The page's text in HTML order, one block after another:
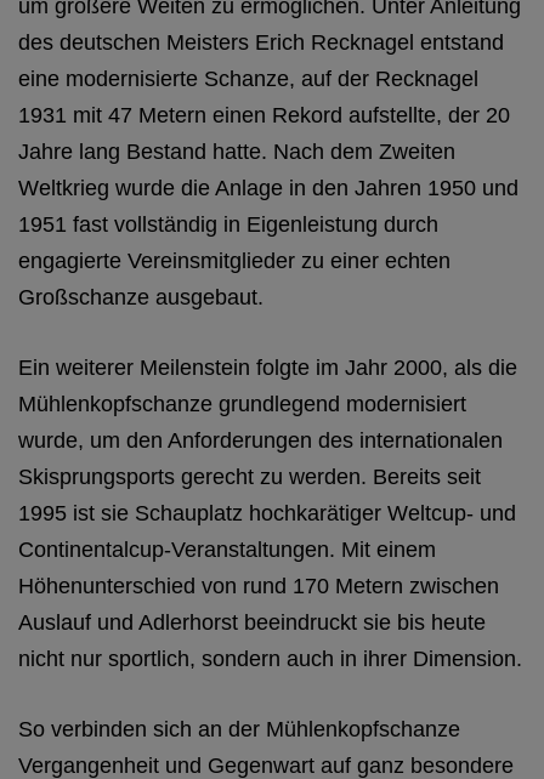
um größere Weiten zu ermöglichen. Unter Anleitung
des deutschen Meisters Erich Recknagel entstand
eine modernisierte Schanze, auf der Recknagel
1931 mit 47 Metern einen Rekord aufstellte, der 20
Jahre lang Bestand hatte. Nach dem Zweiten
Weltkrieg wurde die Anlage in den Jahren 1950 und
1951 fast vollständig in Eigenleistung durch
engagierte Vereinsmitglieder zu einer echten
Großschanze ausgebaut.
Ein weiterer Meilenstein folgte im Jahr 2000, als die
Mühlenkopfschanze grundlegend modernisiert
wurde, um den Anforderungen des internationalen
Skisprungsports gerecht zu werden. Bereits seit
1995 ist sie Schauplatz hochkarätiger Weltcup- und
Continentalcup-Veranstaltungen. Mit einem
Höhenunterschied von rund 170 Metern zwischen
Auslauf und Adlerhorst beeindruckt sie bis heute
nicht nur sportlich, sondern auch in ihrer Dimension.
So verbinden sich an der Mühlenkopfschanze
Vergangenheit und Gegenwart auf ganz besondere